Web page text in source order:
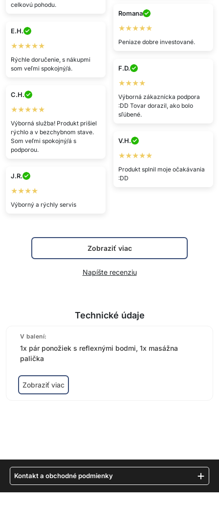
celkovú pohodu.
Romana
★★★★★
Peniaze dobre investované.
E.H.
★★★★★
Rýchle doručenie, s nákupmi
som veľmi spokojný/á.
F.D.
★★★★
Výborná zákaznícka podpora
:DD Tovar dorazil, ako bolo
sľúbené.
C.H.
★★★★★
Výborná služba! Produkt prišiel
rýchlo a v bezchybnom stave.
Som veľmi spokojný/á s
podporou.
V.H.
★★★★★
Produkt splnil moje očakávania
:DD
J.R.
★★★★
Výborný a rýchly servis
Zobraziť viac
Napíšte recenziu
Technické údaje
V balení:
1x pár ponožiek s reflexnými bodmi, 1x masážna
palička
Zobraziť viac
Kontakt a obchodné podmienky